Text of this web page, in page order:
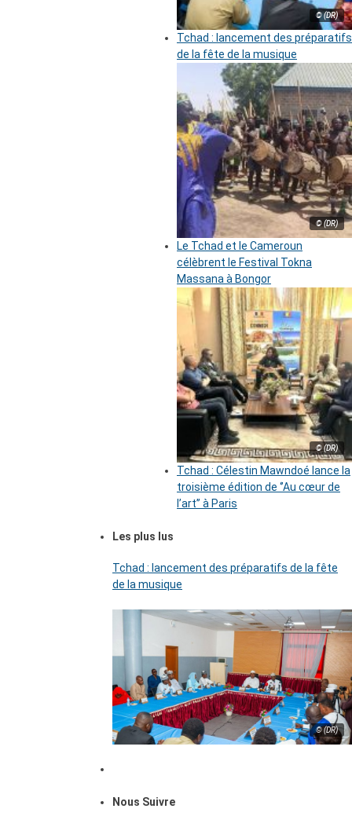
© (DR)
Tchad : lancement des préparatifs
de la fête de la musique
© (DR)
Le Tchad et le Cameroun
célèbrent le Festival Tokna
Massana à Bongor
© (DR)
Tchad : Célestin Mawndoé lance la
troisième édition de ‘’Au cœur de
l’art’’ à Paris
Les plus lus
Tchad : lancement des préparatifs de la fête
de la musique
© (DR)
Nous Suivre